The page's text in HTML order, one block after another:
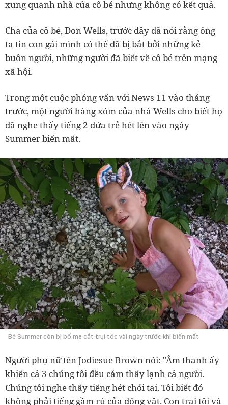
xung quanh nhà của cô bé nhưng không có kết quả.
Cha của cô bé, Don Wells, trước đây đã nói rằng ông
ta tin con gái mình có thể đã bị bắt bởi những kẻ
buôn người, những người đã biết về cô bé trên mạng
xã hội.
Trong một cuộc phỏng vấn với News 11 vào tháng
trước, một người hàng xóm của nhà Wells cho biết họ
đã nghe thấy tiếng 2 đứa trẻ hét lên vào ngày
Summer biến mất.
Bé Summer còn bị bố mẹ cắt trụi tóc vài ngày trước khi biến mất
Người phụ nữ tên Jodiesue Brown nói: "Âm thanh ấy
khiến cả 3 chúng tôi đều cảm thấy lạnh cả người.
Chúng tôi nghe thấy tiếng hét chói tai. Tôi biết đó
không phải tiếng gầm rú của động vật. Con trai tôi và